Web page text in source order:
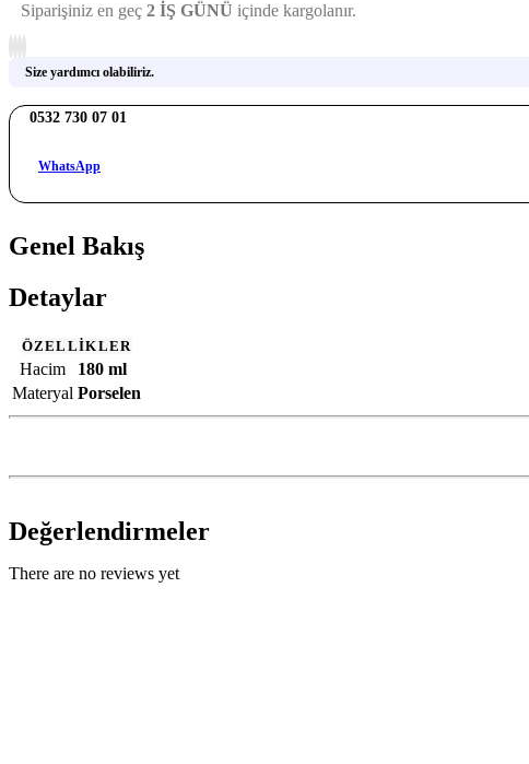
Siparişiniz en geç 2 İŞ GÜNÜ içinde kargolanır.
Size yardımcı olabiliriz.
0532 730 07 01
WhatsApp
Genel Bakış
Detaylar
ÖZELLİKLER
Hacim
180 ml
Materyal Porselen
Değerlendirmeler
There are no reviews yet